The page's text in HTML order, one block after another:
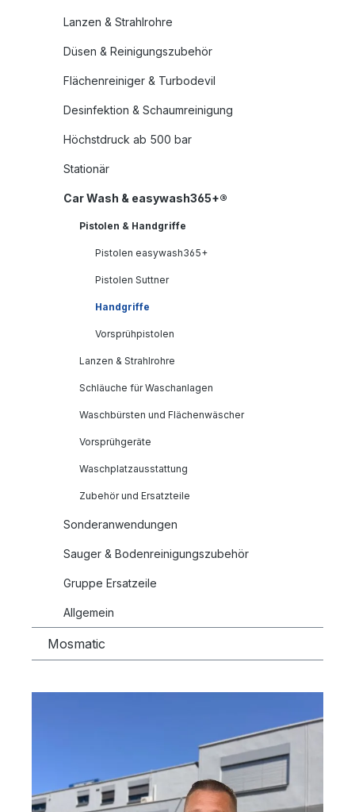
Lanzen & Strahlrohre
Düsen & Reinigungszubehör
Flächenreiniger & Turbodevil
Desinfektion & Schaumreinigung
Höchstdruck ab 500 bar
Stationär
Car Wash & easywash365+®
Pistolen & Handgriffe
Pistolen easywash365+
Pistolen Suttner
Handgriffe
Vorsprühpistolen
Lanzen & Strahlrohre
Schläuche für Waschanlagen
Waschbürsten und Flächenwäscher
Vorsprühgeräte
Waschplatzausstattung
Zubehör und Ersatzteile
Sonderanwendungen
Sauger & Bodenreinigungszubehör
Gruppe Ersatzeile
Allgemein
Mosmatic